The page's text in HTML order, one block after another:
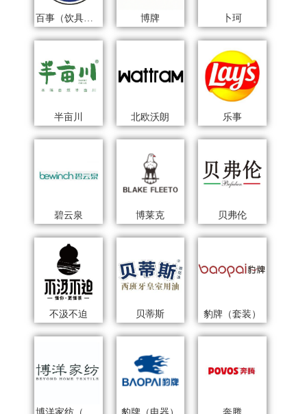
百事（饮具类） 博牌 卜珂
半亩川 北欧沃朗 乐事
碧云泉 博莱克 贝弗伦
不汲不迫 贝蒂斯 豹牌（套装）